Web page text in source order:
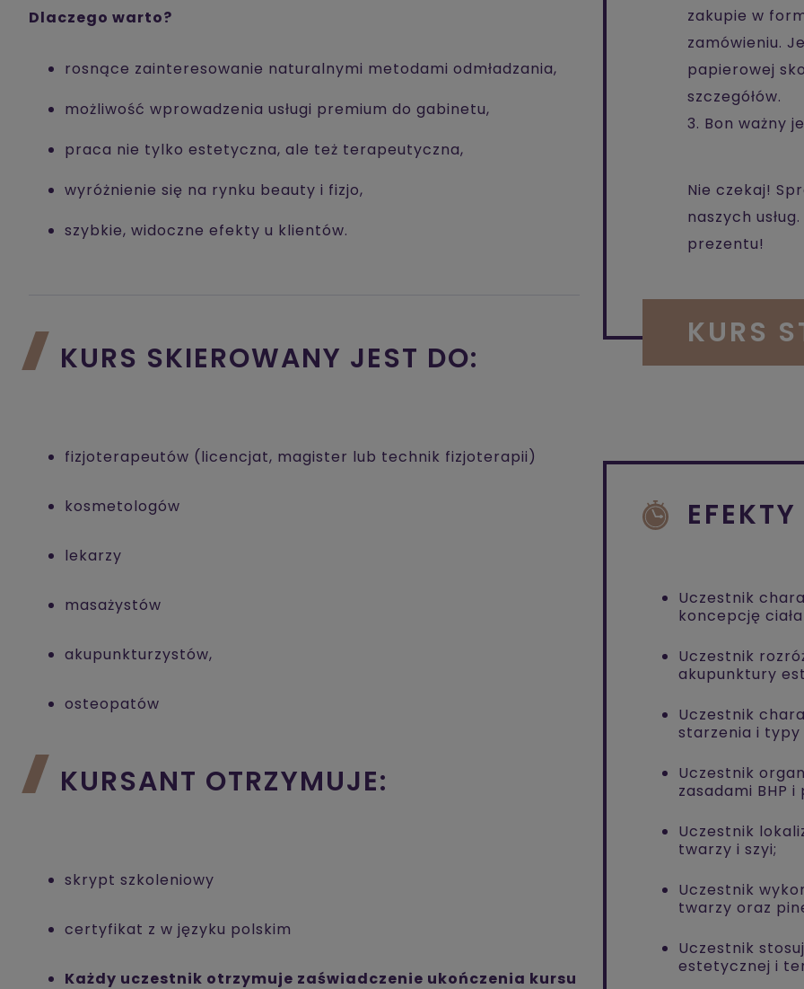
Dlaczego warto?
rosnące zainteresowanie naturalnymi metodami odmładzania,
możliwość wprowadzenia usługi premium do gabinetu,
praca nie tylko estetyczna, ale też terapeutyczna,
wyróżnienie się na rynku beauty i fizjo,
szybkie, widoczne efekty u klientów.
KURS SKIEROWANY JEST DO:
fizjoterapeutów (licencjat, magister lub technik fizjoterapii)
kosmetologów
lekarzy
masażystów
akupunkturzystów,
osteopatów
KURSANT OTRZYMUJE:
skrypt szkoleniowy
certyfikat z w języku polskim
Każdy uczestnik otrzymuje zaświadczenie ukończenia kursu
zakupie w
zamówieniu.
papierowej
szczegółów.
3. Bon ważny
Nie czekaj!
naszych
prezentu!
KURS
Uczestnik
koncepcję
Uczestnik
akupunktury
Uczestnik
starzenia i typy
Uczestnik
zasadami BHP
Uczestnik
twarzy i szyi;
Uczestnik
twarzy oraz
Uczestnik
estetycznej i